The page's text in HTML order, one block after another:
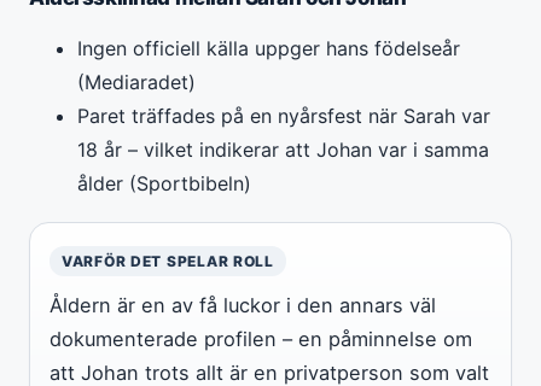
Ingen officiell källa uppger hans födelseår
(Mediaradet)
Paret träffades på en nyårsfest när Sarah var
18 år – vilket indikerar att Johan var i samma
ålder (Sportbibeln)
VARFÖR DET SPELAR ROLL
Åldern är en av få luckor i den annars väl
dokumenterade profilen – en påminnelse om
att Johan trots allt är en privatperson som valt